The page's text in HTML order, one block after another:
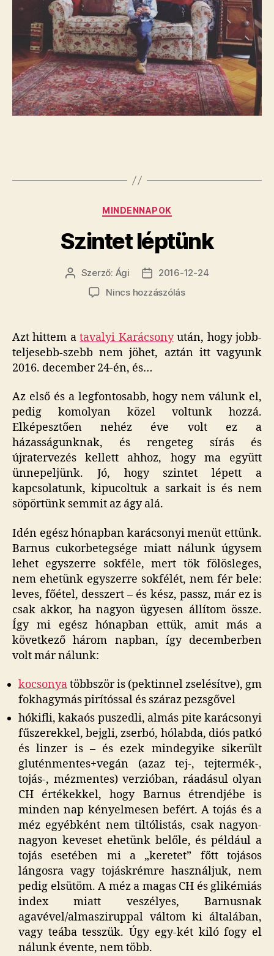
Kategóriák
MINDENNAPOK
Szintet léptünk
Bejegyzés
szerzője
Szerző: Ági
Bejegyzés
dátuma
2016-12-24
Nincs hozzászólása(z)
bejegyzéshez
Azt hittem atavalyi Karácsonyután, hogy jobb-
teljesebb-szebb nem jöhet, aztán itt vagyunk
2016. december 24-én, és…
Az első és a legfontosabb, hogy nem válunk el,
pedig komolyan közel voltunk hozzá.
Elképesztően nehéz éve volt ez a
házasságunknak, és rengeteg sírás és
újratervezés kellett ahhoz, hogy ma együtt
ünnepeljünk. Jó, hogy szintet lépett a
kapcsolatunk, kipucoltuk a sarkait is és nem
söpörtünk semmit az ágy alá.
Idén egész hónapban karácsonyi menüt ettünk.
Barnus cukorbetegsége miatt nálunk úgysem
lehet egyszerre sokféle, mert tök fölösleges,
nem ehetünk egyszerre sokfélét, nem fér bele:
leves, főétel, desszert – és kész, passz, már ez is
csak akkor, ha nagyon ügyesen állítom össze.
Így mi egész hónapban ettük, amit más a
következő három napban, így decemberben
volt már nálunk:
kocsonyatöbbször is (pektinnel zselésítve), gm
fokhagymás pirítóssal és száraz pezsgővel
hókifli, kakaós puszedli, almás pite karácsonyi
fűszerekkel, bejgli, zserbó, hólabda, diós patkó
és linzer is – és ezek mindegyike sikerült
gluténmentes+vegán (azaz tej-, tejtermék-,
tojás-, mézmentes) verzióban, ráadásul olyan
CH értékekkel, hogy Barnus étrendjébe is
minden nap kényelmesen befért. A tojás és a
méz egyébként nem tiltólistás, csak nagyon-
nagyon keveset ehetünk belőle, és például a
tojás esetében mi a „keretet” főtt tojásos
lángosra vagy tojáskrémre használjuk, nem
pedig elsütöm. A méz a magas CH és glikémiás
index miatt veszélyes, Barnusnak
agavével/almasziruppal váltom ki általában,
vagy teába tesszük. Úgy egy-két kiló fogy el
nálunk évente, nem több.